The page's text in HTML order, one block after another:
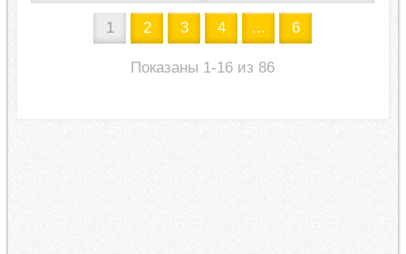
1 2 3 4 ... 6
Показаны 1-16 из 86